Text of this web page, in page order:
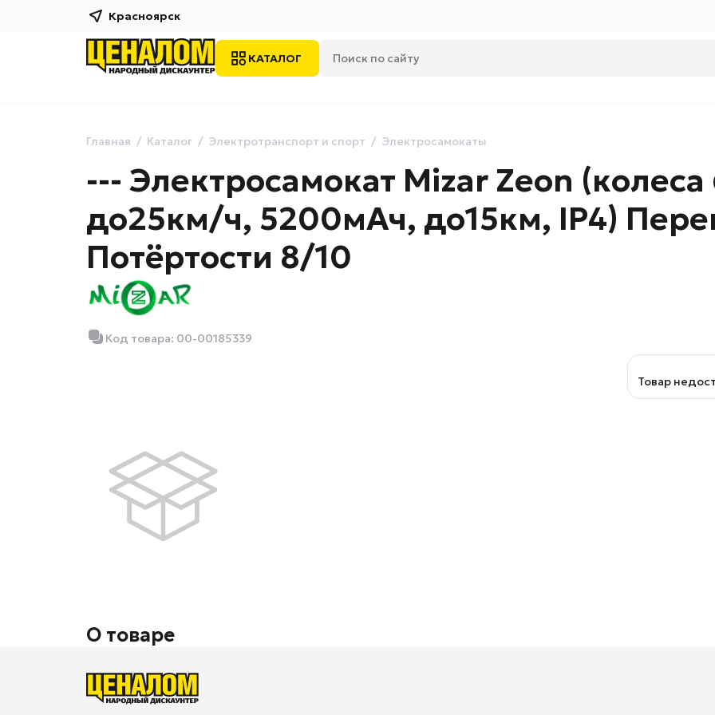
Красноярск
КАТАЛОГ
Главная Каталог Электротранспорт и спорт Электросамокаты
--- Электросамокат Mizar Zeon (колеса
до25км/ч, 5200мАч, до15км, IP4)
Потёртости 8/10
Код товара: 00-00185339
Товар
О товаре